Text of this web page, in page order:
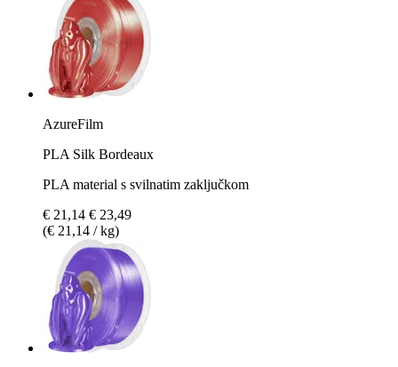
AzureFilm
PLA Silk Bordeaux
PLA material s svilnatim zaključkom
€ 21,14 € 23,49
(€ 21,14 / kg)